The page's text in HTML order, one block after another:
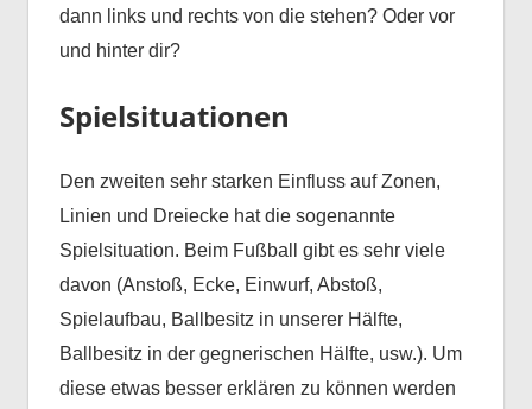
dann links und rechts von die stehen? Oder vor
und hinter dir?
Spielsituationen
Den zweiten sehr starken Einfluss auf Zonen,
Linien und Dreiecke hat die sogenannte
Spielsituation. Beim Fußball gibt es sehr viele
davon (Anstoß, Ecke, Einwurf, Abstoß,
Spielaufbau, Ballbesitz in unserer Hälfte,
Ballbesitz in der gegnerischen Hälfte, usw.). Um
diese etwas besser erklären zu können werden